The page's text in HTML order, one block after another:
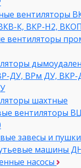
вентиляторы
К, ВКР-Н2,
вентиляторы
ДУ, ВРм ДУ,
шахтные
вентиляторы
завесы и пушки
машины
насосы